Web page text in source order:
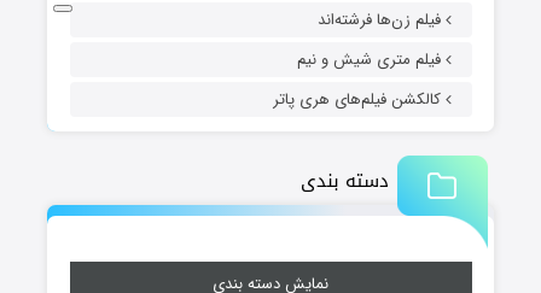
فیلم زن‌ها فرشته‌اند
فیلم متری شیش و نیم
کالکشن فیلم‌های هری پاتر
دسته بندی
نمایش دسته بندی